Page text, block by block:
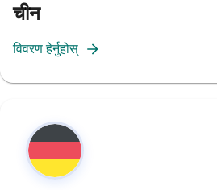
चीन
विवरण हेर्नुहोस्